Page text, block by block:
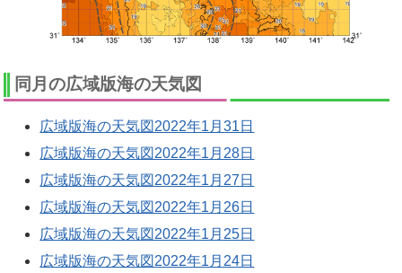
同月の広域版海の天気図
広域版海の天気図2022年1月31日
広域版海の天気図2022年1月28日
広域版海の天気図2022年1月27日
広域版海の天気図2022年1月26日
広域版海の天気図2022年1月25日
広域版海の天気図2022年1月24日